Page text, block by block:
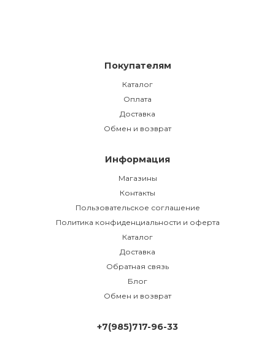
Покупателям
Каталог
Оплата
Доставка
Обмен и возврат
Информация
Магазины
Контакты
Пользовательское соглашение
Политика конфиденциальности и оферта
Каталог
Доставка
Обратная связь
Блог
Обмен и возврат
+7(985)717-96-33